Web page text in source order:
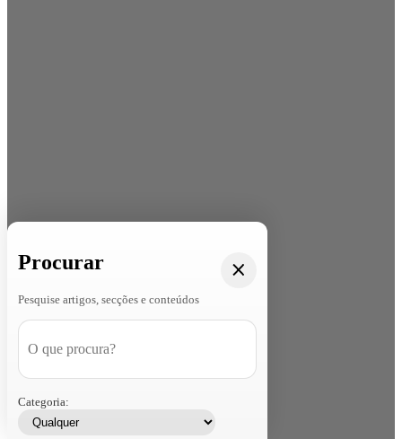
Procurar
Pesquise artigos, secções e conteúdos
Categoria: